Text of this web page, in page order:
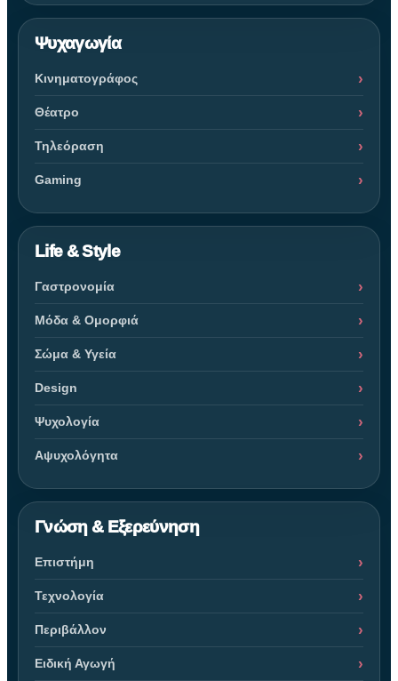
Ψυχαγωγία
Κινηματογράφος
Θέατρο
Τηλεόραση
Gaming
Life & Style
Γαστρονομία
Μόδα & Ομορφιά
Σώμα & Υγεία
Design
Ψυχολογία
Αψυχολόγητα
Γνώση & Εξερεύνηση
Επιστήμη
Τεχνολογία
Περιβάλλον
Ειδική Αγωγή